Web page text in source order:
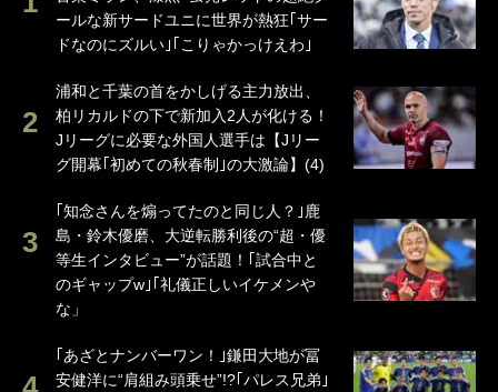
ールな新サードユニに世界が熱狂｢サー
ドなのにズルい｣｢こりゃかっけえわ｣
浦和と千葉の首をかしげる主力放出、
柏リカルドの下で新加入2人が化ける！
Jリーグに必要な外国人選手は【Jリー
グ開幕｢初めての秋春制｣の大激論】(4)
｢知念さんを煽ってたのと同じ人？｣鹿
島・鈴木優磨、大逆転勝利後の“超・優
等生インタビュー”が話題！｢試合中と
のギャップw｣｢礼儀正しいイケメンや
な」
｢あざとナンバーワン！｣鎌田大地が冨
安健洋に“肩組み頭乗せ”!?｢パレス兄弟｣